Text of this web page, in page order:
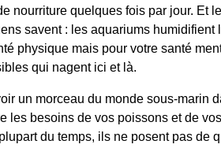
nourriture quelques fois par jour. Et
savent : les aquariums
physique mais pour votre santé
qui nagent ici et là.
un morceau du monde sous-
les besoins de vos poissons et de
du temps, ils ne posent pas